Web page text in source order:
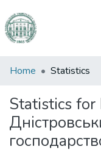
Communities
Collections
All of DSpace
Home Statistics
Statistics for